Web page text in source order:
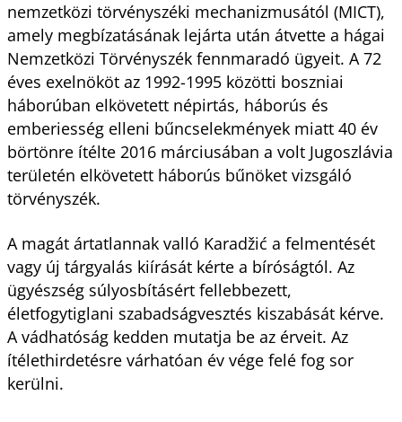
nemzetközi törvényszéki mechanizmusától (MICT),
amely megbízatásának lejárta után átvette a hágai
Nemzetközi Törvényszék fennmaradó ügyeit. A 72
éves exelnököt az 1992-1995 közötti boszniai
háborúban elkövetett népirtás, háborús és
emberiesség elleni bűncselekmények miatt 40 év
börtönre ítélte 2016 márciusában a volt Jugoszlávia
területén elkövetett háborús bűnöket vizsgáló
törvényszék.
A magát ártatlannak valló Karadžić a felmentését
vagy új tárgyalás kiírását kérte a bíróságtól. Az
ügyészség súlyosbításért fellebbezett,
életfogytiglani szabadságvesztés kiszabását kérve.
A vádhatóság kedden mutatja be az érveit. Az
ítélethirdetésre várhatóan év vége felé fog sor
kerülni.